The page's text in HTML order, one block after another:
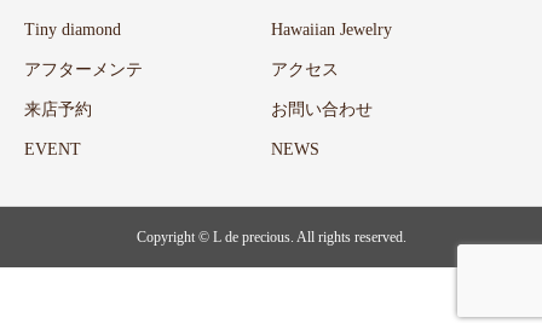
Tiny diamond Hawaiian Jewelry
アフターメンテ アクセス
来店予約 お問い合わせ
EVENT NEWS
Copyright © L de precious. All rights reserved.